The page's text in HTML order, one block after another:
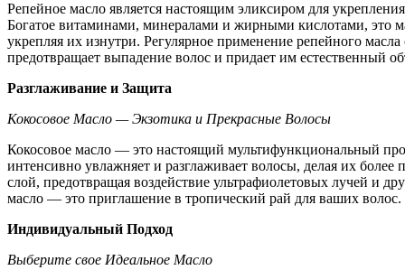
Репейное масло является настоящим эликсиром для
Богатое витаминами, минералами и жирными кислотами, это
укрепляя их изнутри. Регулярное применение репейного
предотвращает выпадение волос и придает им естественный
Разглаживание и Защита
Кокосовое Масло — Экзотика и Прекрасные Волосы
Кокосовое масло — это настоящий мультифункциональный
интенсивно увлажняет и разглаживает волосы, делая их
слой, предотвращая воздействие ультрафиолетовых лучей и
масло — это приглашение в тропический рай для ваших волос.
Индивидуальный Подход
Выберите свое Идеальное Масло